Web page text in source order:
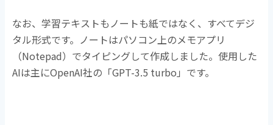
なお、学習テキストもノートも紙ではなく、すべてデジ
タル形式です。ノートはパソコン上のメモアプリ
（Notepad）でタイピングして作成しました。使用した
AIは主にOpenAI社の「GPT-3.5 turbo 」 です。